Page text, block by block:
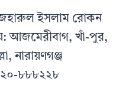
ইসলাম রোকন
আজমেরীবাগ, খাঁ-পুর,
নারায়ণগঞ্জ
৮৮৮২২৮